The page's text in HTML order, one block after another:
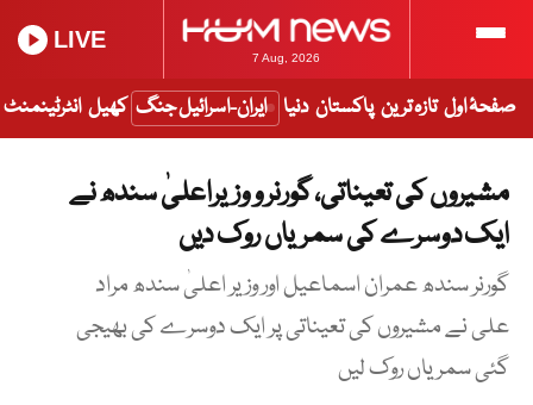
7 Aug, 2026
LIVE
صفحۂ اول تازہ ترین پاکستان دنیا ایران-اسرائیل جنگ کھیل انٹرٹینمنٹ
مشیروں کی تعیناتی، گورنر و وزیراعلیٰ سندھ نے
ایک دوسرے کی سمریاں روک دیں
گورنر سندھ عمران اسماعیل اور وزیر اعلیٰ سندھ مراد
علی نے مشیروں کی تعیناتی پر ایک دوسرے کی بھیجی
گئی سمریاں روک لیں